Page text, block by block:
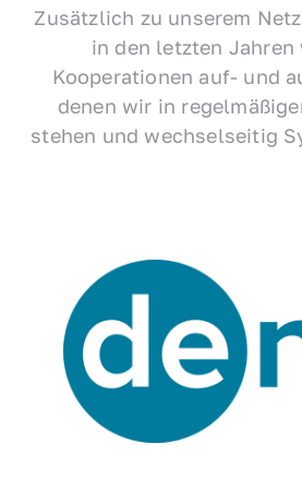
Zusätzlich zu unserem
in den letzten
Kooperationen auf- und
denen wir in
stehen und wechselseitig